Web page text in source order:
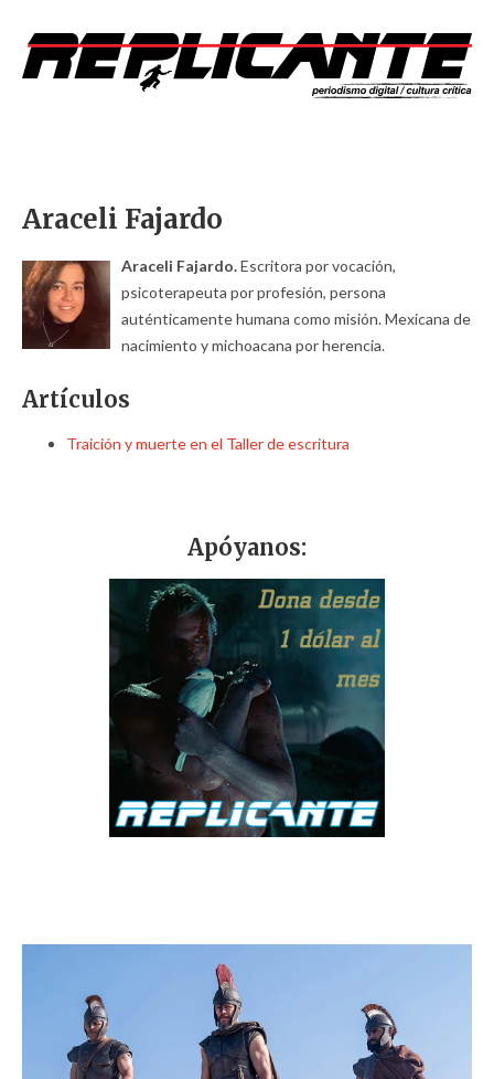
Araceli Fajardo
Araceli Fajardo.Escritora por vocación,
psicoterapeuta por profesión, persona
auténticamente humana como misión.Mexicana de
nacimiento y michoacana por herencia.
Artículos
Traición y muerte en el Taller de escritura
Apóyanos: